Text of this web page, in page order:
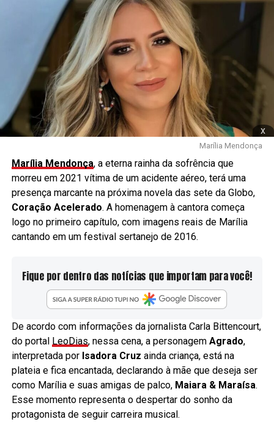
x
Marília Mendonça
Marília Mendonça, a eterna rainha da sofrência que
morreu em 2021 vítima de um acidente aéreo, terá uma
presença marcante na próxima novela das sete da Globo,
Coração Acelerado. A homenagem à cantora começa
logo no primeiro capítulo, com imagens reais de Marília
cantando em um festival sertanejo de 2016.
Fique por dentro das notícias que importam para você!
De acordo com informações da jornalista Carla Bittencourt,
do portal LeoDias, nessa cena, a personagem Agrado,
interpretada por Isadora Cruz ainda criança, está na
plateia e fica encantada, declarando à mãe que deseja ser
como Marília e suas amigas de palco, Maiara & Maraísa.
Esse momento representa o despertar do sonho da
protagonista de seguir carreira musical.